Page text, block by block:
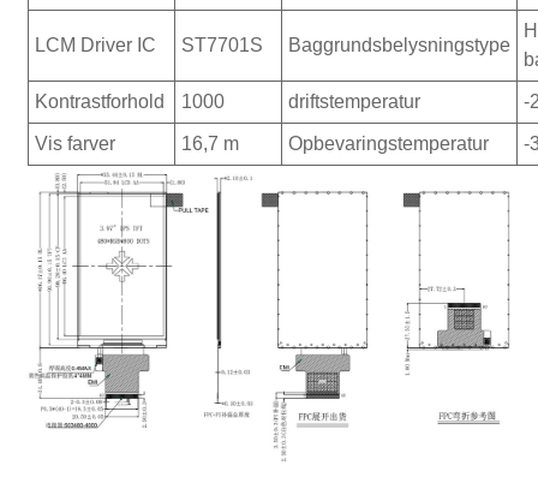
LCM Driver IC ST7701S Baggrundsbelysningstype
Kontrastforhold 1000 driftstemperatur -
Vis farver 16,7 m Opbevaringstemperatur -